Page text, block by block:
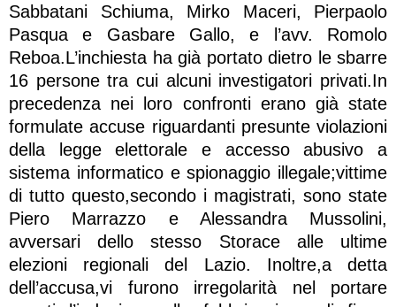
Sabbatani Schiuma, Mirko Maceri, Pierpaolo
Pasqua e Gasbare Gallo, e l’avv. Romolo
Reboa.L’inchiesta ha già portato dietro le sbarre
16 persone tra cui alcuni investigatori privati.In
precedenza nei loro confronti erano già state
formulate accuse riguardanti presunte violazioni
della legge elettorale e accesso abusivo a
sistema informatico e spionaggio illegale;vittime
di tutto questo,secondo i magistrati, sono state
Piero Marrazzo e Alessandra Mussolini,
avversari dello stesso Storace alle ultime
elezioni regionali del Lazio. Inoltre,a detta
dell’accusa,vi furono irregolarità nel portare